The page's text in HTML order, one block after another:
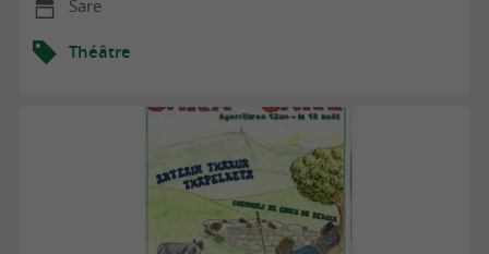
Sare
Théâtre